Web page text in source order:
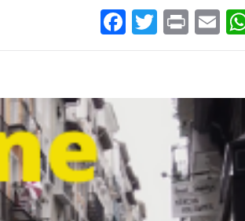
Facebook
Twitter
Print